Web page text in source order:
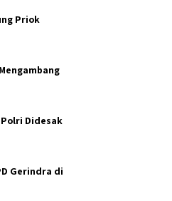
Priok
Didesak
Gerindra di